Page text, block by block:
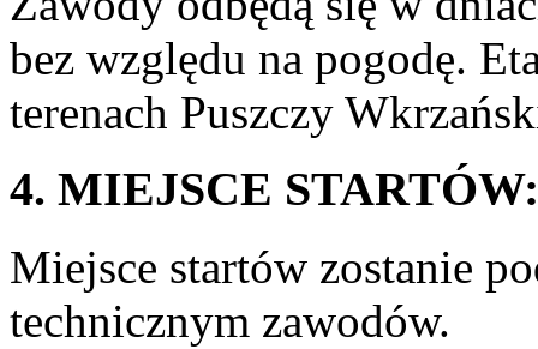
bez względu na pogodę.
terenach Puszczy
4. MIEJSCE STARTÓW:
Miejsce startów zostanie
technicznym zawodów.